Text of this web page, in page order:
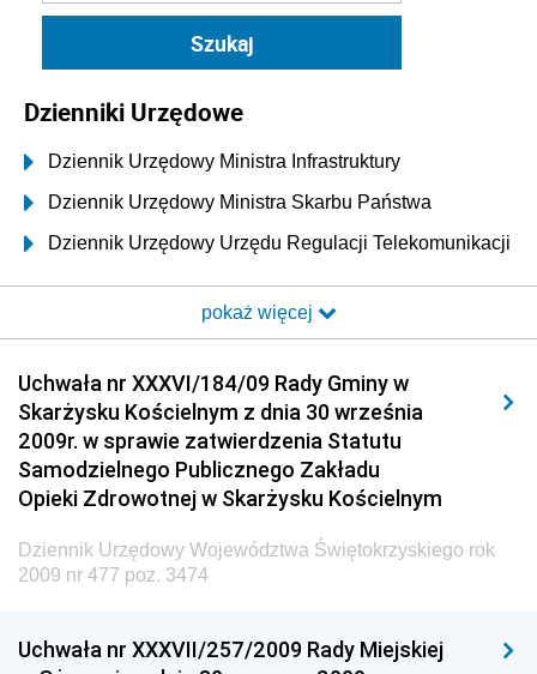
Dzienniki Urzędowe
Dziennik Urzędowy Ministra Infrastruktury
Dziennik Urzędowy Ministra Skarbu Państwa
Dziennik Urzędowy Urzędu Regulacji Telekomunikacji
Dziennik Urzędowy Ministra Transportu i Budownictwa
Elektronicznej
Dziennik Urzędowy Ministra Spraw Wewnętrznych i
Administracji
Dziennik Urzędowy Ministra Transportu
Dziennik Urzędowy Ministra Budownictwa
Dziennik Urzędowy Ministra Nauki i Szkolnictwa
Dziennik Urzędowy Głównego Urzędu Miar
pokaż więcej
Uchwała nr XXXVI/184/09 Rady Gminy w
Skarżysku Kościelnym z dnia 30 września
2009r. w sprawie zatwierdzenia Statutu
Samodzielnego Publicznego Zakładu
Opieki Zdrowotnej w Skarżysku Kościelnym
Dziennik Urzędowy Województwa Świętokrzyskiego rok
2009 nr 477 poz. 3474
Uchwała nr XXXVII/257/2009 Rady Miejskiej